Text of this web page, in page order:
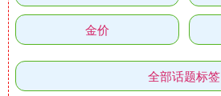
金价
全部话题标签